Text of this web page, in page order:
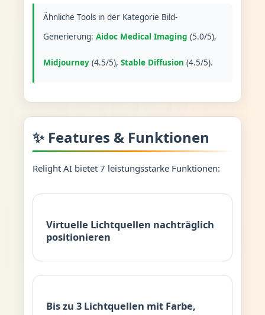
Ähnliche Tools in der Kategorie Bild-
Generierung: Aidoc Medical Imaging (5.0/5),
Midjourney(4.5/5), Stable Diffusion (4.5/5).
✨ Features & Funktionen
Relight AI bietet 7 leistungsstarke Funktionen:
Virtuelle Lichtquellen nachträglich
positionieren
Bis zu 3 Lichtquellen mit Farbe,